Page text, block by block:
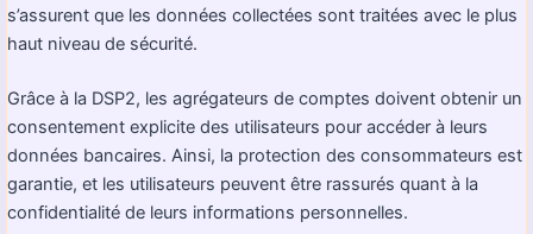
s’assurent que les données collectées sont traitées avec le plus
haut niveau de sécurité.
Grâce à la DSP2, les agrégateurs de comptes doivent obtenir un
consentement explicite des utilisateurs pour accéder à leurs
données bancaires. Ainsi, la protection des consommateurs est
garantie, et les utilisateurs peuvent être rassurés quant à la
confidentialité de leurs informations personnelles.